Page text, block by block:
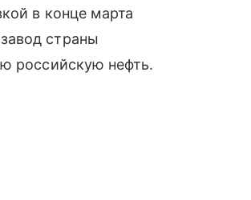
в конце марта
страны
российскую нефть.